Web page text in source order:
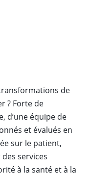
de
? Forte de
d’une équipe de
et évalués en
sur le patient,
services
à la santé et à la